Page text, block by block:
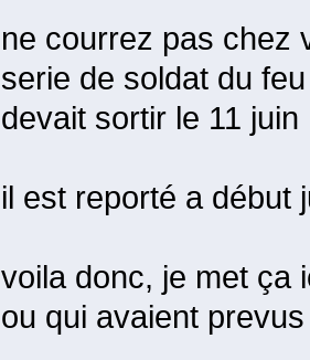
ne courrez pas chez
serie de soldat du
devait sortir le 11 juin
il est reporté a début
voila donc, je met ça
ou qui avaient